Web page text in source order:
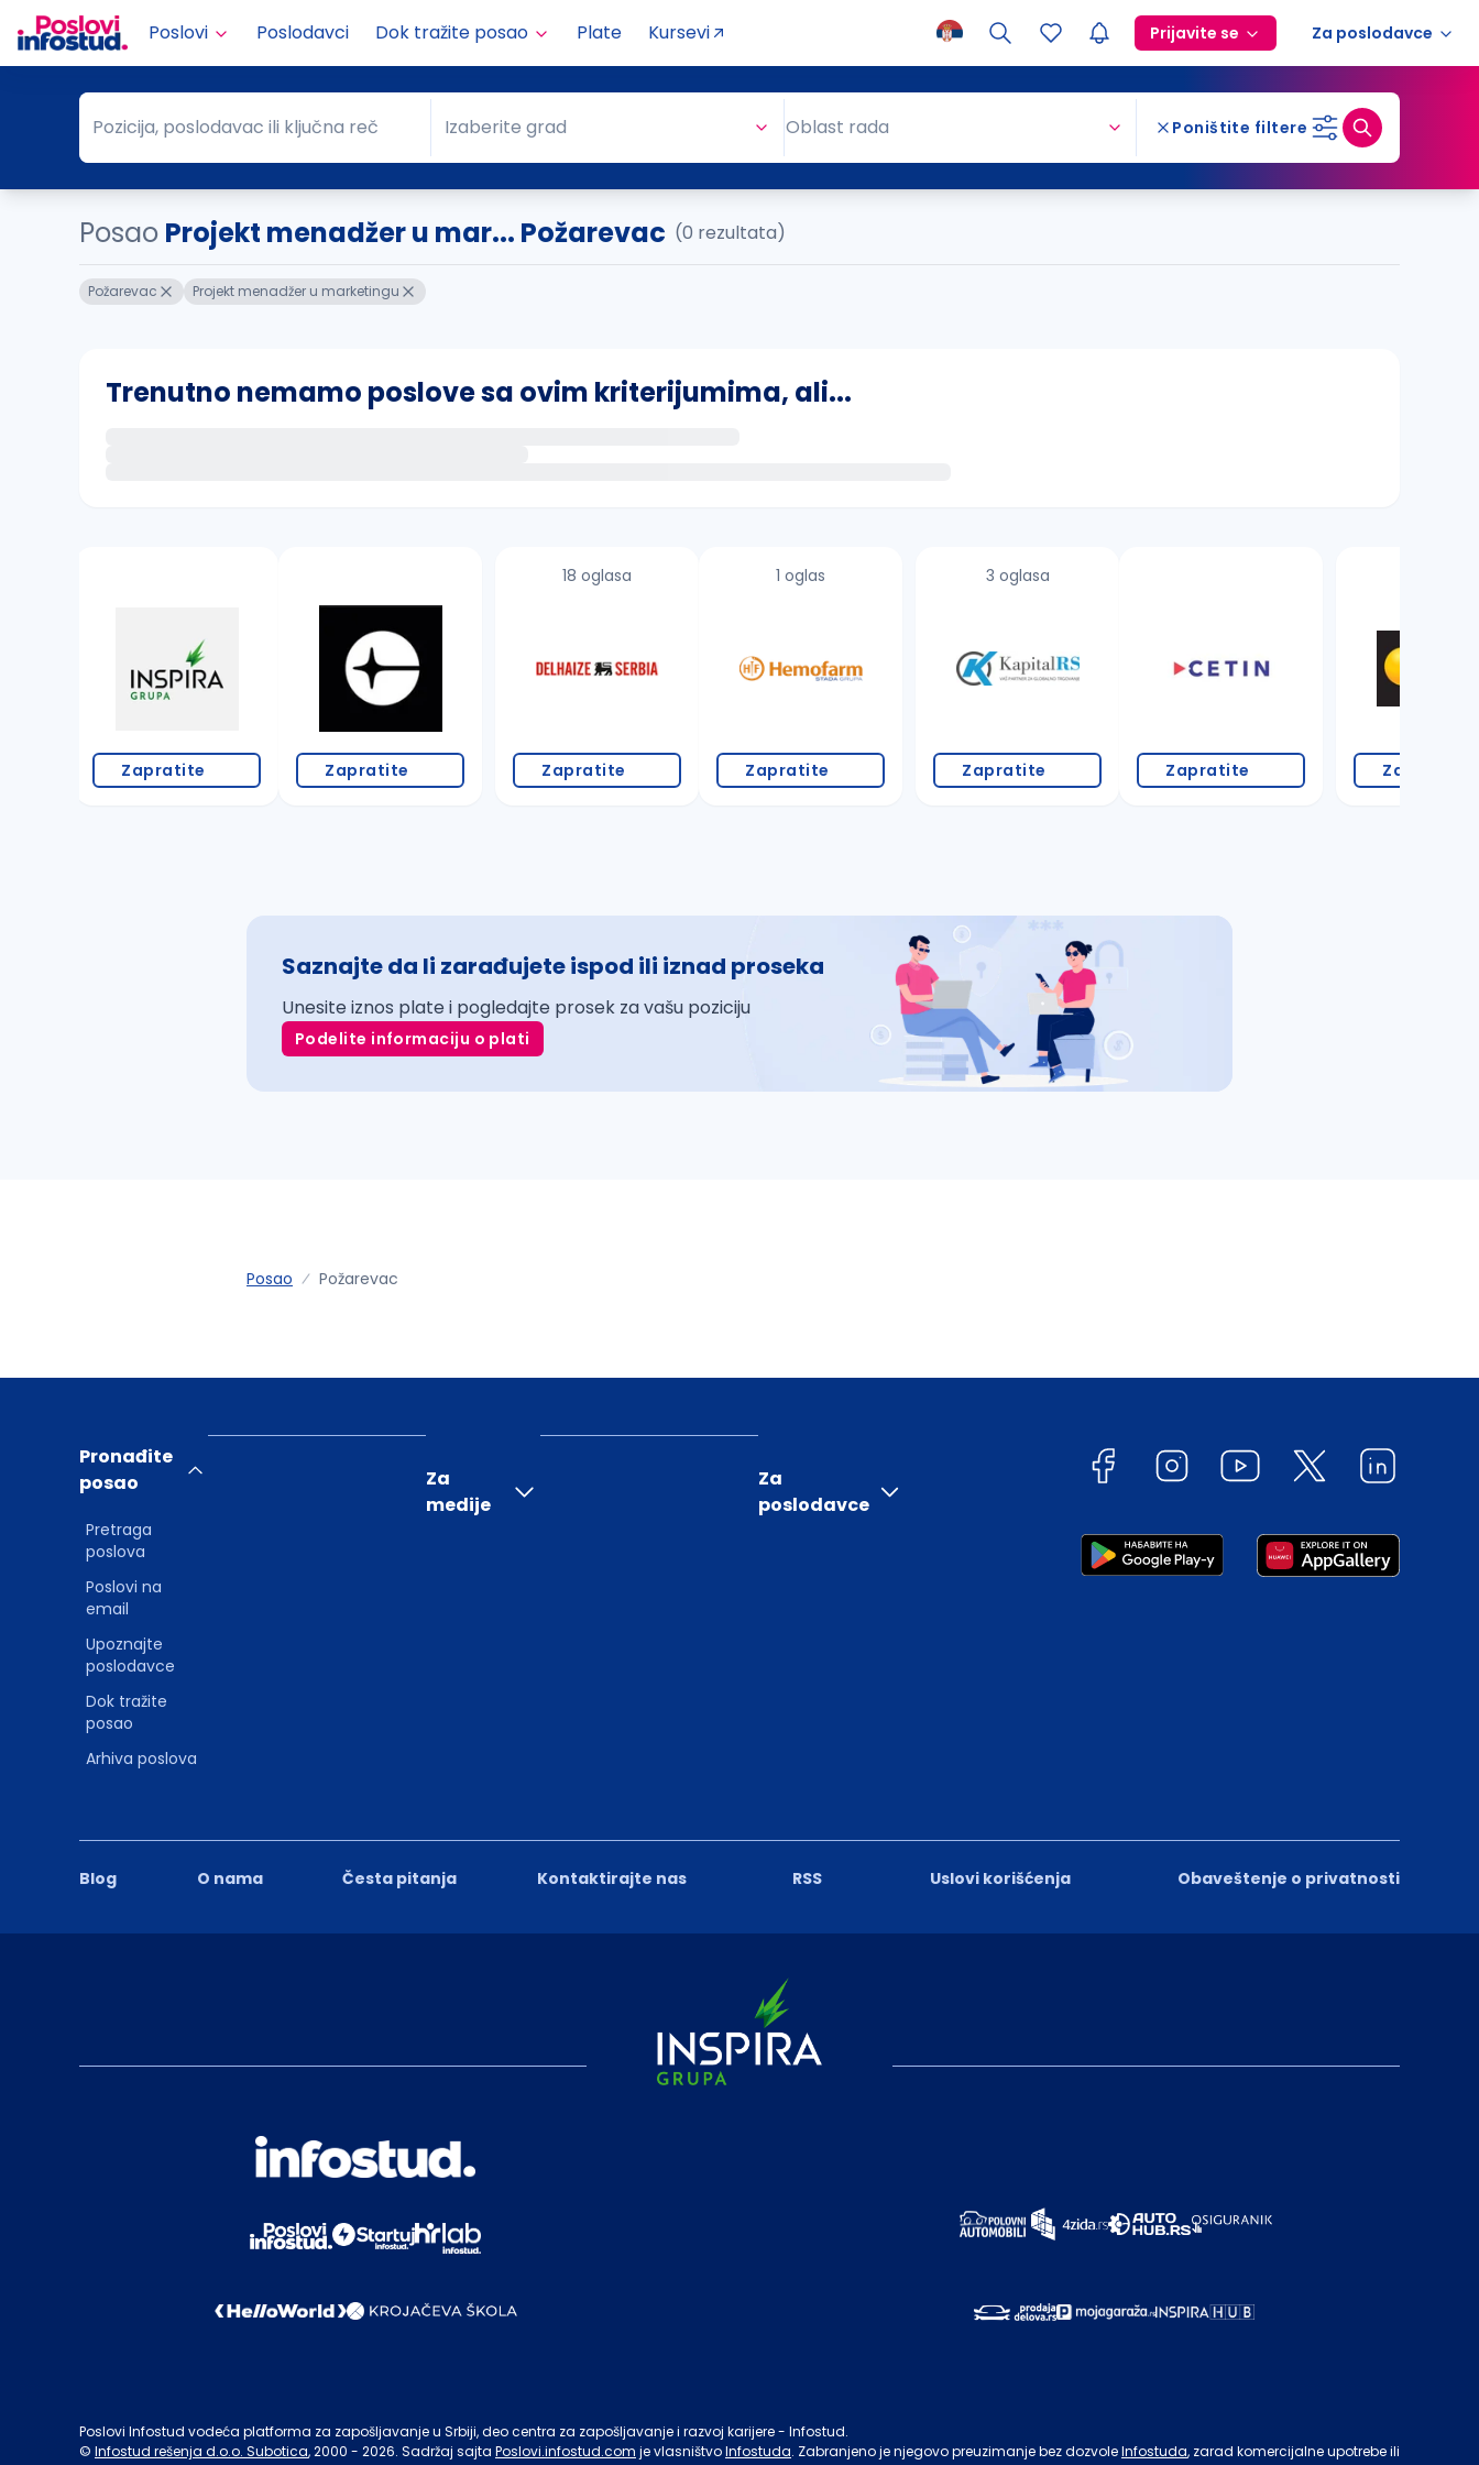
Poslovi Poslodavci Dok tražite posao Plate Kursevi Prijavite se Za poslodavce
Pozicija, poslodavac ili ključna reč
Pozicija, poslodavac ili ključna reč Grad
Izaberite grad Oblast rada Poništite filtere
Posao Projekt menadžer u mar... Požarevac (0 rezultata)
Požarevac Projekt menadžer u marketingu
Trenutno nemamo poslove sa ovim kriterijumima, ali...
proverite pravopisne greške (koristite č, ć, š, đ, ž, dž)
povećajte radijus za odabrani grad
Zapratite Zapratite
18 oglasa
Zapratite
1 oglas
Zapratite
3 oglasa
Zapratite Zapratite Zapratite
Saznajte da li zarađujete ispod ili iznad proseka
Unesite iznos plate i pogledajte prosek za vašu poziciju
Podelite informaciju o plati
Posao Požarevac
Blog O nama Česta pitanja Kontaktirajte nas RSS Uslovi korišćenja Obaveštenje o privatnosti
Pronađite
posao
Pretraga
poslova
Poslovi na
email
Upoznajte
poslodavce
Dok tražite
posao
Arhiva poslova
Za
medije
Za
poslodavce
Poslovi Infostud vodeća platforma za zapošljavanje u Srbiji, deo centra za zapošljavanje i razvoj karijere - Infostud.
© Infostud rešenja d.o.o. Subotica, 2000 - 2026. Sadržaj sajta Poslovi.infostud.com je vlasništvoInfostuda. Zabranjeno je njegovo preuzimanje bez dozvoleInfostuda, zarad komercijalne upotrebe ili